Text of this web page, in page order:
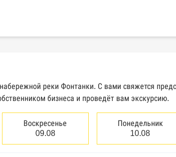
службы России
суда
юридических лиц
физических лиц
Роспатента
реки Фонтанки. С вами свяжется
бизнеса и проведёт вам экскурсию.
Воскресенье
09.08
Понедельник
10.08